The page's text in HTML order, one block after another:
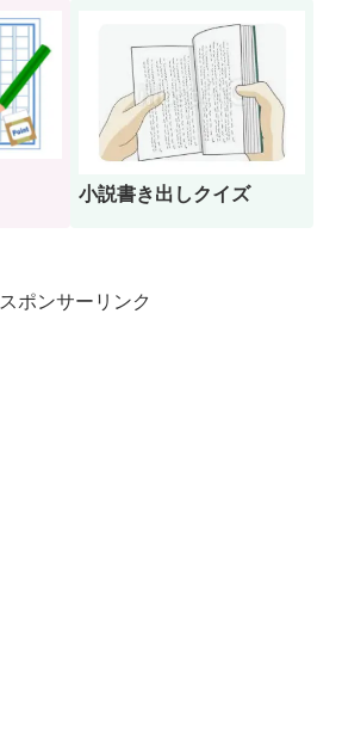
小説書き出しクイズ
スポンサーリンク